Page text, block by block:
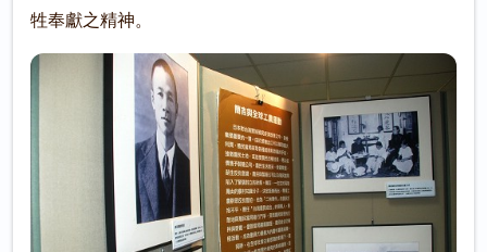
牲奉獻之精神。